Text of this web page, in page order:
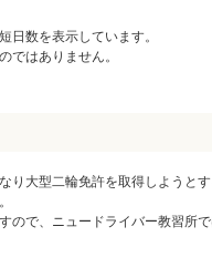
日数を表示しています。
ではありません。
り大型二輪免許を取得しようと
ので、ニュードライバー教習所